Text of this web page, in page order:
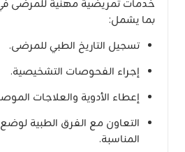
خدمات تمريضية مهنية للمرضى في
بما يشمل:
تسجيل التاريخ الطبي للمرضى.
إجراء الفحوصات التشخيصية.
إعطاء الأدوية والعلاجات
التعاون مع الفرق الطبية
المناسبة.